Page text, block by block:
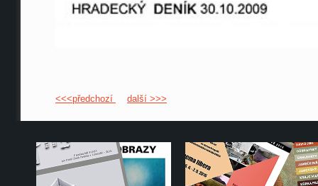
<<<předchozí další >>>